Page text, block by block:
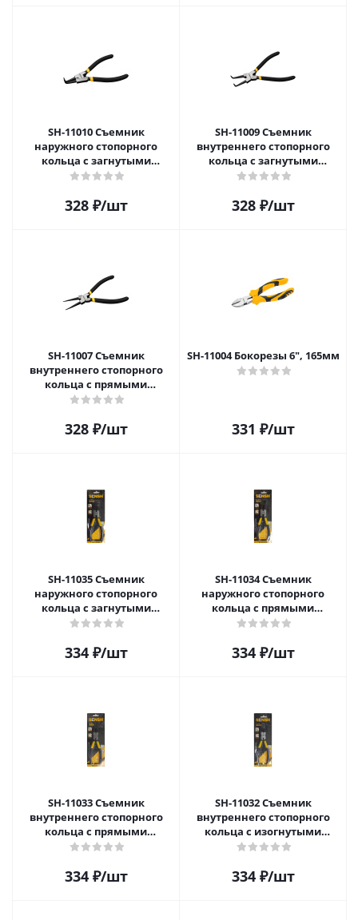
SH-11010 Съемник
наружного стопорного
кольца с загнутыми
наконечниками 150мм
328₽/шт
SH-11009 Съемник
внутреннего стопорного
кольца с загнутыми
наконечниками 150мм
328₽/шт
SH-11007 Съемник
внутреннего стопорного
кольца с прямыми
наконечниками 160 мм
328₽/шт
SH-11004 Бокорезы 6", 165мм
331 ₽/шт
SH-11035 Съемник
наружного стопорного
кольца с загнутыми
наконечниками 175мм
334₽/шт
SH-11034 Съемник
наружного стопорного
кольца с прямыми
наконечниками 175мм
334₽/шт
SH-11033 Съемник
внутреннего стопорного
кольца с прямыми
наконечниками 175мм
334₽/шт
SH-11032 Съемник
внутреннего стопорного
кольца с изогнутыми
наконечниками 175мм
334₽/шт